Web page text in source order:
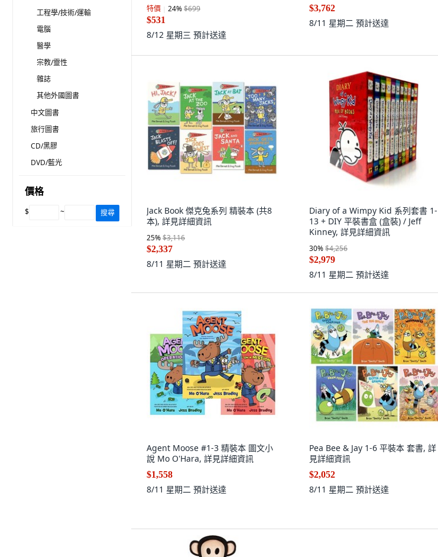
工程學/技術/運輸
電腦
醫學
宗教/靈性
雜誌
其他外國圖書
中文圖書
旅行圖書
CD/黑膠
DVD/藍光
價格
$ ~ 搜尋
特價 24%$699
$531
8/12 星期三 預計送達
細資訊
$3,762
8/11 星期二 預計送達
Jack Book 傑克兔系列 精裝本 (共8
本), 詳見詳細資訊
25%$3,116
$2,337
8/11 星期二 預計送達
Diary of a Wimpy Kid 系列套書 1-
13 + DIY 平裝書盒 (盒裝) / Jeff
Kinney, 詳見詳細資訊
30%$4,256
$2,979
8/11 星期二 預計送達
Agent Moose #1-3 精裝本 圖文小
說 Mo O'Hara, 詳見詳細資訊
$1,558
8/11 星期二 預計送達
Pea Bee & Jay 1-6 平裝本 套書, 詳
見詳細資訊
$2,052
8/11 星期二 預計送達